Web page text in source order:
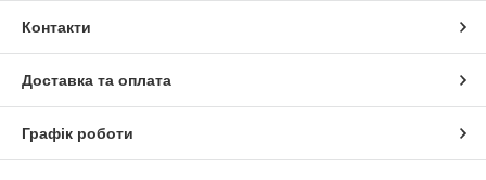
Контакти
Доставка та оплата
Графік роботи